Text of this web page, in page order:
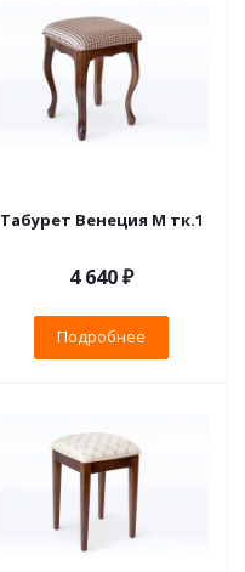
Табурет Венеция М тк.1
4 640 ₽
Подробнее